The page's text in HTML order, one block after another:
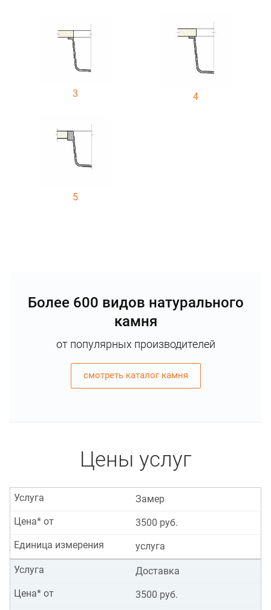
3 4
5
Более 600 видов натурального
камня
от популярных производителей
смотреть каталог камня
Цены услуг
Замер
Услуга
3500 руб.
Цена* от
услуга
Единица измерения
Доставка
Услуга
3500 руб.
Цена* от